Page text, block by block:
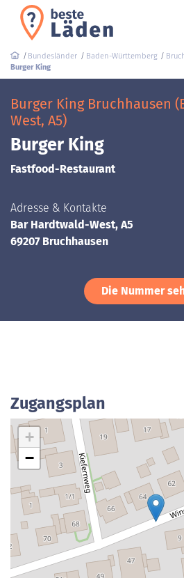
Bundesländer Baden-Württemberg
Burger King
Burger King Bruchhausen
West, A5)
Burger King
Fastfood-Restaurant
Adresse & Kontakte
Bar Hardtwald-West, A5
69207 Bruchhausen
Die Nummer
Zugangsplan
+
−